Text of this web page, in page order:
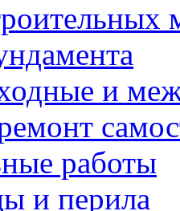
и
работы
и перила